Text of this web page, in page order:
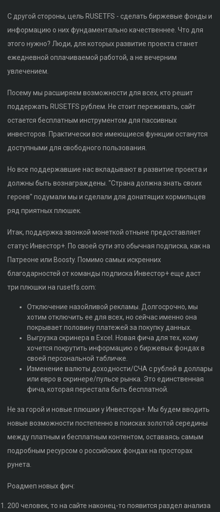
С другой стороны, цель RUSETFS - сделать биржевые фонды и
информацию о них фундаментально качественнее. Что для
этого нужно? Люди, для которых развитие проекта станет
ежедневной оплачиваемой работой, а не вечерним
увлечением.
Посему мы расширяем возможности для всех, кто решит
поддержать RUSETFS рублем. Не стоит переживать, сайт
остается бесплатным инструментом для пассивных
инвесторов. Практически все имеющиеся функции останутся
доступными для свободного пользования.
Но все поддержавшие нас вкладывают в развитие проекта и
должны быть вознаграждены. "Страна должна знать своих
героев" подумали мы и сделали для донатящих кормильцев
ряд приятных плюшек.
Итак, поддержка звонкой монеткой отныне предоставляет
статус Инвестор+. По своей сути это обычная подписка, как на
Патреоне или Boosty. Помимо самых искренних
благодарностей от команды подписка Инвестор+ еще даст
три плюшки на rusetfs.com:
Отключение назойливой рекламы. Долгосрочно, мы
хотим отключить ее для всех, но сейчас именно она
покрывает половину платежей за покупку данных.
Выгрузка скринера в Excel. Новая фича для тех, кому
хочется покрутить информацию о биржевых фондах в
своей персональной табличке.
Изменение валюты доходности/СЧА с рублей в доллары
или евро в скринере/пульсе рынка. Это единственная
фича, которая перестала быть бесплатной.
Не за горой и новые плюшки у Инвестора+. Мы будем вводить
новые возможности постепенно в поисках золотой середины
между платным и бесплатным контентом, оставаясь самым
подробным ресурсом о российских фондах на просторах
рунета.
Роадмеп новых фич:
200 человек, то на сайте наконец-то появится раздел анализа